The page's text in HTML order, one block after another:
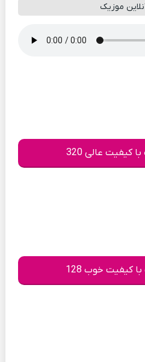
موزیک
کیفیت عالی 320
کیفیت خوب 128